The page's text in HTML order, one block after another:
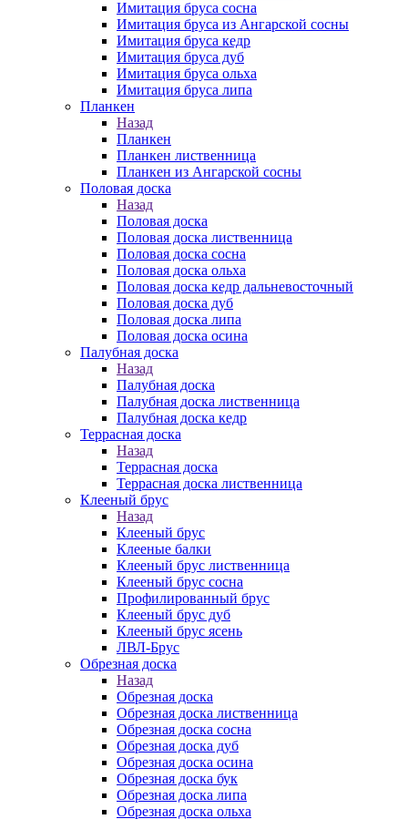
Имитация бруса сосна
Имитация бруса из Ангарской сосны
Имитация бруса кедр
Имитация бруса дуб
Имитация бруса ольха
Имитация бруса липа
Планкен
Назад
Планкен
Планкен лиственница
Планкен из Ангарской сосны
Половая доска
Назад
Половая доска
Половая доска лиственница
Половая доска сосна
Половая доска ольха
Половая доска кедр дальневосточный
Половая доска дуб
Половая доска липа
Половая доска осина
Палубная доска
Назад
Палубная доска
Палубная доска лиственница
Палубная доска кедр
Террасная доска
Назад
Террасная доска
Террасная доска лиственница
Клееный брус
Назад
Клееный брус
Клееные балки
Клееный брус лиственница
Клееный брус сосна
Профилированный брус
Клееный брус дуб
Клееный брус ясень
ЛВЛ-Брус
Обрезная доска
Назад
Обрезная доска
Обрезная доска лиственница
Обрезная доска сосна
Обрезная доска дуб
Обрезная доска осина
Обрезная доска бук
Обрезная доска липа
Обрезная доска ольха